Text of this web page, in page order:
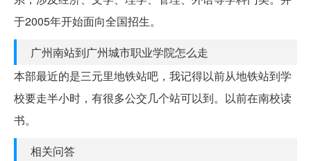
于2005年开始面向全国招生。
广州南站到广州城市职业学院怎么走
本部最近的是三元里地铁站吧，我记得以前从地铁站到学
校要走半小时，有很多公交几个站可以到。以前在南校读
书。
相关问答